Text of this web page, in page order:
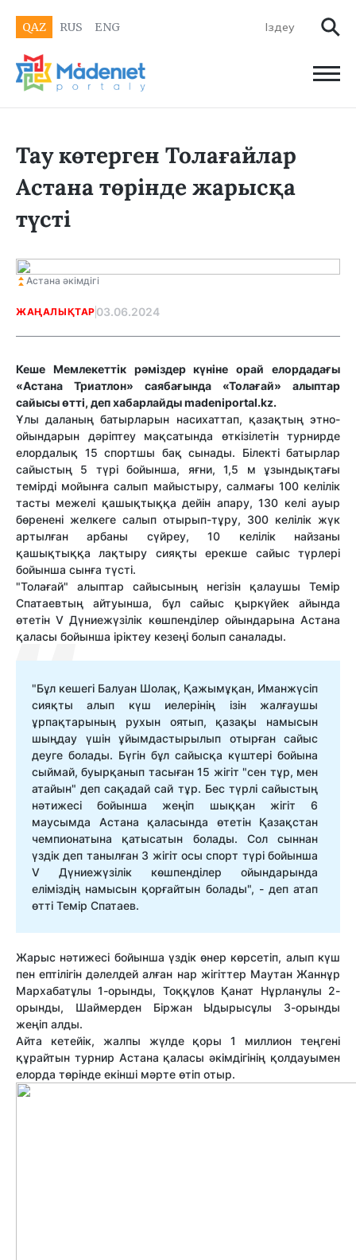
QAZ RUS ENG
Тау көтерген Толағайлар
Астана төрінде жарысқа
түсті
Астана әкімдігі
ЖАҢАЛЫҚТАР 03.06.2024
Кеше Мемлекеттік рәміздер күніне орай елордадағы
«Астана Триатлон» саябағында «Толағай» алыптар
сайысы өтті, деп хабарлайды madeniportal.kz.
Ұлы даланың батырларын насихаттап, қазақтың этно-
ойындарын дәріптеу мақсатында өткізілетін турнирде
елордалық 15 спортшы бақ сынады. Білекті батырлар
сайыстың 5 түрі бойынша, яғни, 1,5 м ұзындықтағы
темірді мойынға салып майыстыру, салмағы 100 келілік
тасты межелі қашықтыққа дейін апару, 130 келі ауыр
бөренені желкеге салып отырып-тұру, 300 келілік жүк
артылған арбаны сүйреу, 10 келілік найзаны
қашықтыққа лақтыру сияқты ерекше сайыс түрлері
бойынша сынға түсті.
"Толағай" алыптар сайысының негізін қалаушы Темір
Спатаевтың айтуынша, бұл сайыс қыркүйек айында
өтетін V Дүниежүзілік көшпенділер ойындарына Астана
қаласы бойынша іріктеу кезеңі болып саналады.
"Бұл кешегі Балуан Шолақ, Қажымұқан, Иманжүсіп
сияқты алып күш иелерінің ізін жалғаушы
ұрпақтарының рухын оятып, қазақы намысын
шыңдау үшін ұйымдастырылып отырған сайыс
деуге болады. Бүгін бұл сайысқа күштері бойына
сыймай, буырқанып тасыған 15 жігіт "сен тұр, мен
атайын" деп сақадай сай тұр. Бес түрлі сайыстың
нәтижесі бойынша жеңіп шыққан жігіт 6
маусымда Астана қаласында өтетін Қазақстан
чемпионатына қатысатын болады. Сол сыннан
үздік деп танылған 3 жігіт осы спорт түрі бойынша
V Дүниежүзілік көшпенділер ойындарында
еліміздің намысын қорғайтын болады", - деп атап
өтті Темір Спатаев.
Жарыс нәтижесі бойынша үздік өнер көрсетіп, алып күш
пен ептілігін дәлелдей алған нар жігіттер Маутан Жаннұр
Мархабатұлы 1-орынды, Тоққұлов Қанат Нұрланұлы 2-
орынды, Шаймерден Біржан Ыдырысұлы 3-орынды
жеңіп алды.
Айта кетейік, жалпы жүлде қоры 1 миллион теңгені
құрайтын турнир Астана қаласы әкімдігінің қолдауымен
елорда төрінде екінші мәрте өтіп отыр.